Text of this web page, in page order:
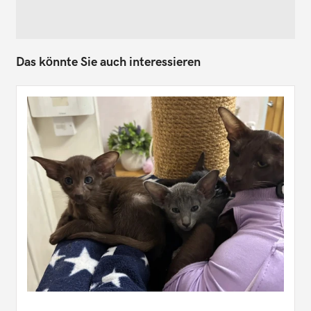
Das könnte Sie auch interessieren